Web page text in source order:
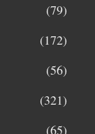
(79)
(172)
(56)
(321)
(65)